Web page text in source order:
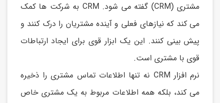
مشتری (CRM) گفته می شود. CRM به شرکت ها کمک
می کند که نیازهای فعلی و آينده مشتريان را درک کنند و
پیش بینی کنند. اين يک ابزار قوی برای ايجاد ارتباطات
قوی با مشتری است.
نرم افزار CRM نه تنها اطلاعات تماس مشتری را ذخیره
می کند، بلکه همه اطلاعات مربوط به يک مشتری خاص